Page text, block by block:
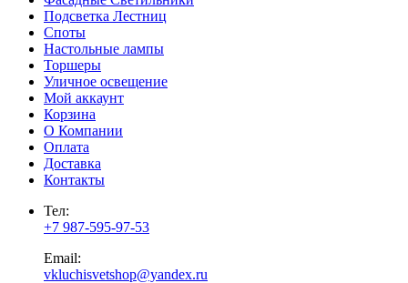
Подсветка Лестниц
Споты
Настольные лампы
Торшеры
Уличное освещение
Мой аккаунт
Корзина
О Компании
Оплата
Доставка
Контакты
Тел:
+7 987-595-97-53
Email:
vkluchisvetshop@yandex.ru